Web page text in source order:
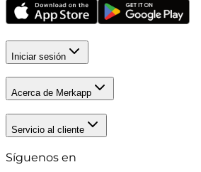
Iniciar sesión
Acerca de Merkapp
Servicio al cliente
Síguenos en